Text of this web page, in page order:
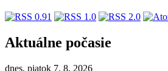
Aktuálne počasie
dnes, piatok 7. 8. 2026